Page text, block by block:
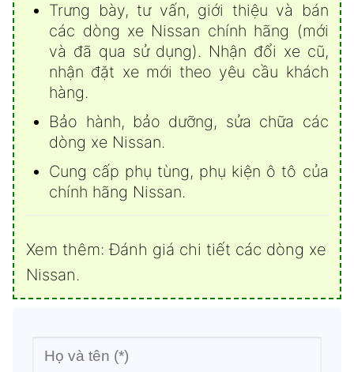
Trưng bày, tư vấn, giới thiệu và bán
các dòng xe Nissan chính hãng (mới
và đã qua sử dụng). Nhận đổi xe cũ,
nhận đặt xe mới theo yêu cầu khách
hàng.
Bảo hành, bảo dưỡng, sửa chữa các
dòng xe Nissan.
Cung cấp phụ tùng, phụ kiện ô tô của
chính hãng Nissan.
Xem thêm:Đánh giá chi tiết các dòng xe
Nissan.